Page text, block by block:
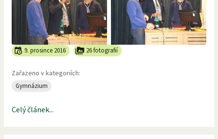
9. prosince 2016 26 fotografií
Zařazeno v kategoriích:
Gymnázium
Celý článek...